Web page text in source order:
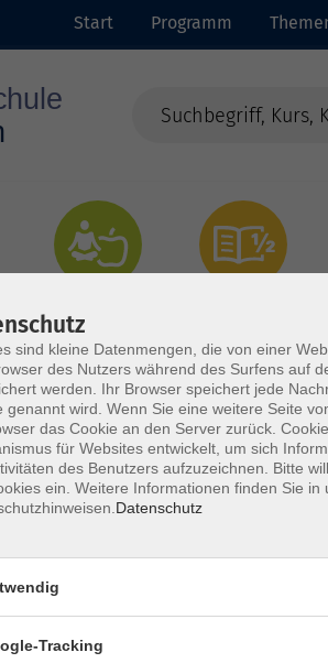
Start Programm
sind kleine Datenmengen, die von einer
des Nutzers während des Surfens auf
werden. Ihr Browser speichert jede
genannt wird. Wenn Sie eine weitere Seite
das Cookie an den Server zurück.
für Websites entwickelt, um sich
des Benutzers aufzuzeichnen. Bitte
ein. Weitere Informationen finden Sie in
Datenschutz
Tracking